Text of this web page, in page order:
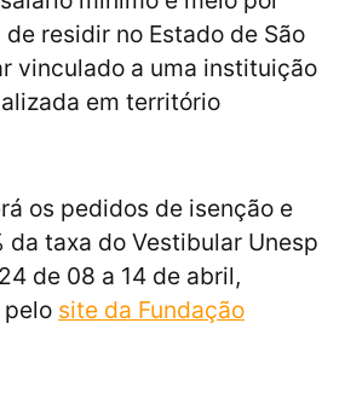
residir no Estado de São
vinculado a uma instituição
em território
os pedidos de isenção e
da taxa do Vestibular Unesp
de 08 a 14 de abril,
site da Fundação